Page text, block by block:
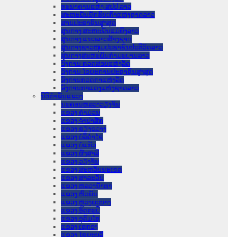
ທະນາຄານແຫ່ງ ສປປ ລາວ
ສະຫະພັນນັກຮົບເກົ່າແຫ່ງຊາດລາວ
ສານປະຊາຊົນສູງສຸດ
ສູນກາງ ສະຫະພັນແມ່ຍິງລາວ
ສູນກາງ ແນວລາວສ້າງຊາດ
ສູນກາງຊາວໜຸ່ມປະຊາຊົນປະຕິວັດລາວ
ສູນກາງສະຫະພັນກຳມະບານລາວ
ອົງການ ກວດສອບແຫ່ງລັດ
ອົງການ ໄອຍະການປະຊາຊົນສູງສຸດ
ອົງການກວດກາແຫ່ງລັດ
ອົງການກາແດງແຫ່ງຊາດລາວ
ນິຕິກໍາຂັ້ນແຂວງ
ນະ​ຄອນ​ຫລວງວຽງຈັນ
ແຂວງ ຄໍາມ່ວນ
ແຂວງ ຈໍາປາສັກ
ແຂວງ ຊຽງຂວາງ
ແຂວງ ບໍລິຄໍາໄຊ
ແຂວງ ບໍ່ແກ້ວ
ແຂວງ ຜົ້ງສາລີ
ແຂວງ ວຽງຈັນ
ແຂວງ ສະຫວັນນະເຂດ
ແຂວງ ສາລະວັນ
ແຂວງ ຫລວງນໍ້າທາ
ແຂວງ ຫົວພັນ
ແຂວງ ຫຼວງພະບາງ
ແຂວງ ອັດຕະປື
ແຂວງ ອຸດົມໄຊ
ແຂວງ ເຊກອງ
ແຂວງ ໄຊຍະບູລີ